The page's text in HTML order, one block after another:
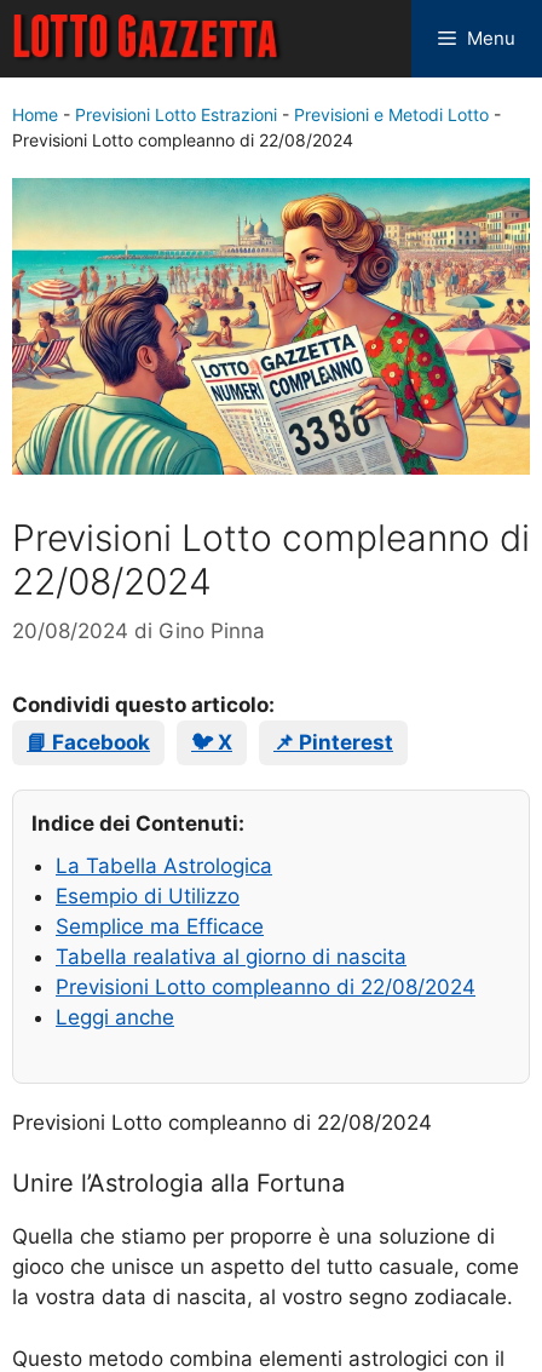
Menu
Home - Previsioni Lotto Estrazioni - Previsioni e Metodi Lotto -
Previsioni Lotto compleanno di 22/08/2024
Previsioni Lotto compleanno di
22/08/2024
20/08/2024 di Gino Pinna
Condividi questo articolo:
📘 Facebook
🐦 X 📌 Pinterest
Indice dei Contenuti:
La Tabella Astrologica
Esempio di Utilizzo
Semplice ma Efficace
Tabella realativa al giorno di nascita
Previsioni Lotto compleanno di 22/08/2024
Leggi anche
Previsioni Lotto compleanno di 22/08/2024
Unire l’Astrologia alla Fortuna
Quella che stiamo per proporre è una soluzione di
gioco che unisce un aspetto del tutto casuale, come
la vostra data di nascita, al vostro segno zodiacale.
Questo metodo combina elementi astrologici con il